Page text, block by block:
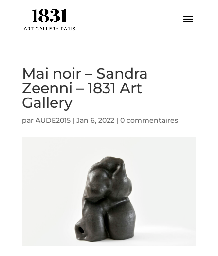
Mai noir – Sandra
Zeenni – 1831 Art
Gallery
par AUDE2015| Jan 6, 2022| 0 commentaires